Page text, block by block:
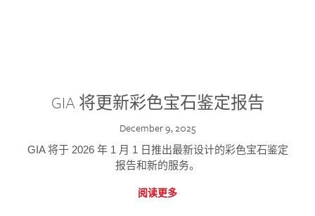
GIA 将更新彩色宝石鉴定报告
December 9, 2025
GIA 将于 2026 年 1 月 1 日推出最新设计的彩色宝石鉴定
报告和新的服务。
阅读更多